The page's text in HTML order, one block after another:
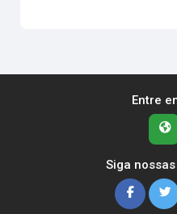
Entre
Siga